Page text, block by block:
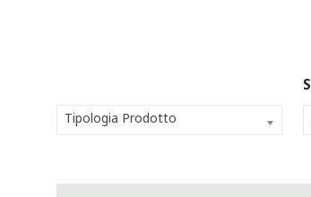
Tipologia Prodotto